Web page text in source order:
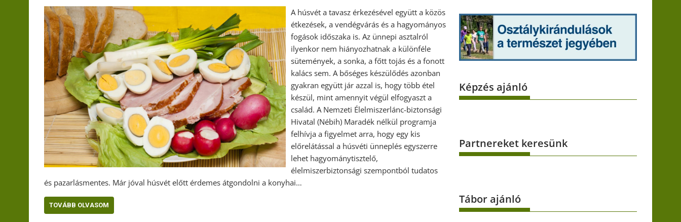
A húsvét a tavasz érkezésével együtt a közös
étkezések, a vendégvárás és a hagyományos
fogások időszaka is. Az ünnepi asztalról
ilyenkor nem hiányozhatnak a különféle
sütemények, a sonka, a főtt tojás és a fonott
kalács sem. A bőséges készülődés azonban
gyakran együtt jár azzal is, hogy több étel
készül, mint amennyit végül elfogyaszt a
család. A Nemzeti Élelmiszerlánc-biztonsági
Hivatal (Nébih) Maradék nélkül programja
felhívja a figyelmet arra, hogy egy kis
előrelátással a húsvéti ünneplés egyszerre
lehet hagyománytisztelő,
élelmiszerbiztonsági szempontból tudatos
és pazarlásmentes. Már jóval húsvét előtt érdemes átgondolni a konyhai…
TOVÁBB OLVASOM
Képzés ajánló
Partnereket keresünk
Tábor ajánló